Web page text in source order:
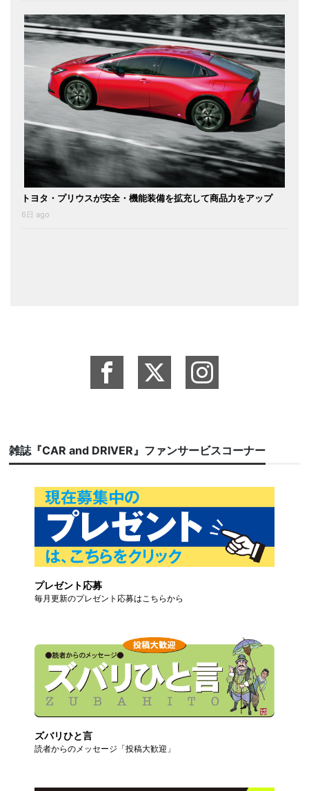
トヨタ・プリウスが安全・機能装備を拡充して商品力をアップ
6日 ago
雑誌『CAR and DRIVER』ファンサービスコーナー
プレゼント応募
毎月更新のプレゼント応募はこちらから
ズバリひと言
読者からのメッセージ「投稿大歓迎」